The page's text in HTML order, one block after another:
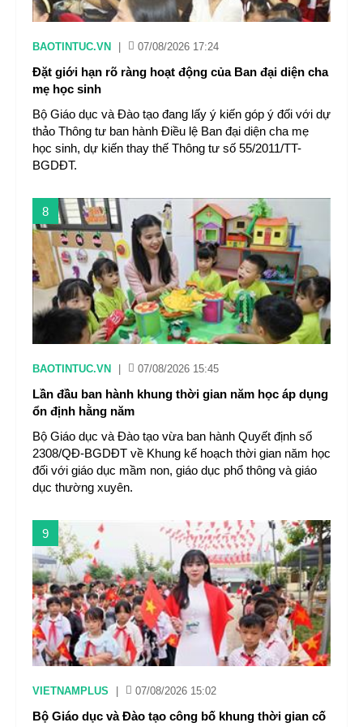
BAOTINTUC.VN 07/08/2026 17:24
Đặt giới hạn rõ ràng hoạt động của Ban đại diện cha
mẹ học sinh
Bộ Giáo dục và Đào tạo đang lấy ý kiến góp ý đối với dự
thảo Thông tư ban hành Điều lệ Ban đại diện cha mẹ
học sinh, dự kiến thay thế Thông tư số 55/2011/TT-
BGDĐT.
8
BAOTINTUC.VN 07/08/2026 15:45
Lần đầu ban hành khung thời gian năm học áp dụng
ổn định hằng năm
Bộ Giáo dục và Đào tạo vừa ban hành Quyết định số
2308/QĐ-BGDĐT về Khung kế hoạch thời gian năm học
đối với giáo dục mầm non, giáo dục phổ thông và giáo
dục thường xuyên.
9
VIETNAMPLUS 07/08/2026 15:02
Bộ Giáo dục và Đào tạo công bố khung thời gian cố